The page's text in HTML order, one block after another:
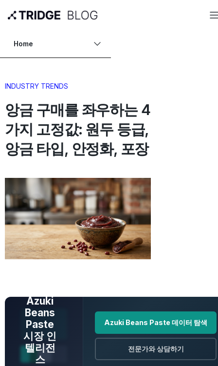
Home
INDUSTRY TRENDS
앙금 구매를 좌우하는 4
가지 고정값: 원두 등급,
앙금 타입, 안정화, 포장
Azuki
Beans
Paste
시장 인
텔리전
스
Azuki Beans Paste 데이터 탐색
전문가와 상담하기